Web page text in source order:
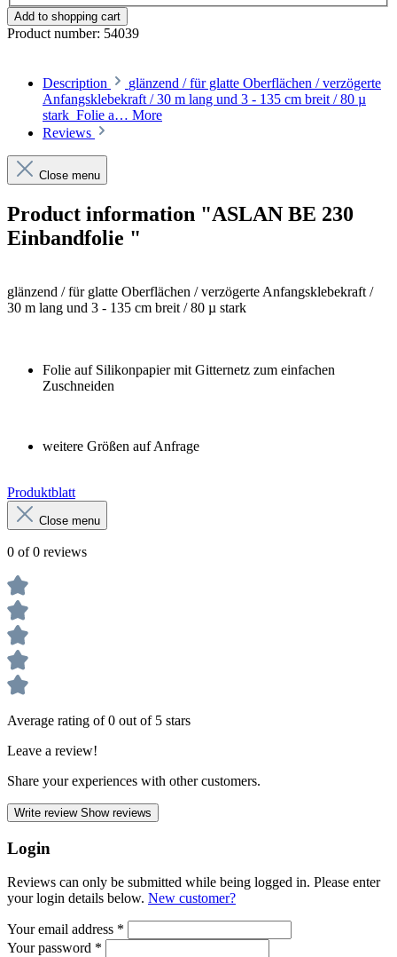
Add to shopping cart
Product number: 54039
Description
glänzend / für glatte Oberflächen / verzögerte
Anfangsklebekraft / 30 m lang und 3 - 135 cm breit / 80 µ
stark Folie a… More
Reviews
Close menu
Product information "ASLAN BE 230
Einbandfolie "
glänzend / für glatte Oberflächen / verzögerte Anfangsklebekraft /
30 m lang und 3 - 135 cm breit / 80 µ stark
Folie auf Silikonpapier mit Gitternetz zum einfachen
Zuschneiden
weitere Größen auf Anfrage
Produktblatt
Close menu
0 of 0 reviews
Average rating of 0 out of 5 stars
Leave a review!
Share your experiences with other customers.
Write review Show reviews
Login
Reviews can only be submitted while being logged in. Please enter
your login details below. New customer?
Your email address *
Your password *